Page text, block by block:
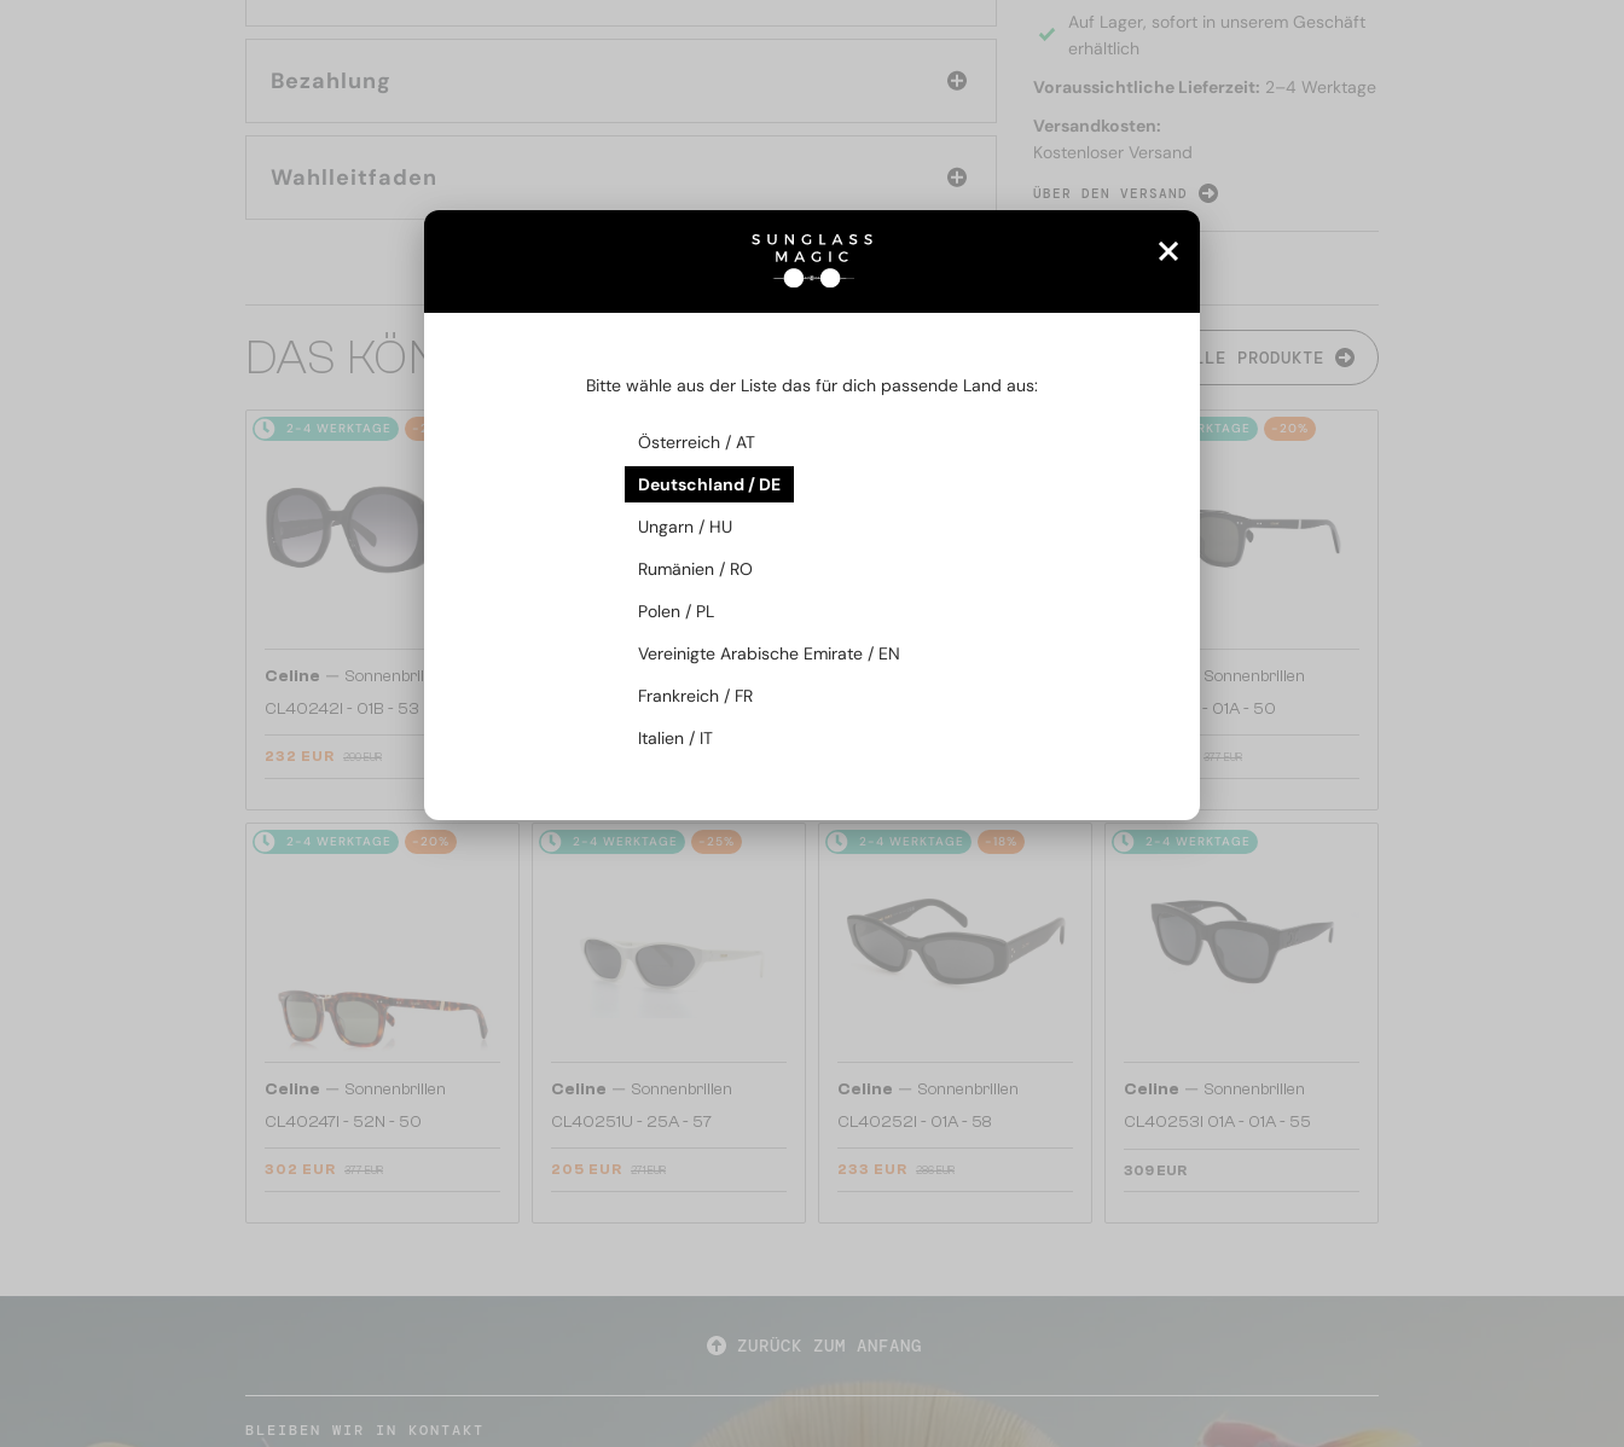
Bezahlung
Wahlleitfaden
Auf Lager, sofort in unserem Geschäft
erhältlich
Voraussichtliche Lieferzeit: 2–4 Werktage
Versandkosten:
Kostenloser Versand
ÜBER DEN VERSAND
DAS KÖNNTE SIE AUCH INTERESSIEREN ALLE PRODUKTE
2-4 WERKTAGE -20%
Celine — Sonnenbrillen
CL40242I - 01B - 53
232 EUR 290 EUR
CL40246U-Y - 30H - 61
2-4 WERKTAGE -20%
Sonnenbrillen
CL40247I - 01A - 50
377 EUR
2-4 WERKTAGE -20%
Celine — Sonnenbrillen
CL40247I - 52N - 50
302 EUR 377 EUR
2-4 WERKTAGE -25%
Celine — Sonnenbrillen
CL40251U - 25A - 57
205 EUR 271 EUR
2-4 WERKTAGE -18%
Celine — Sonnenbrillen
CL40252I - 01A - 58
233 EUR 286 EUR
2-4 WERKTAGE
Celine — Sonnenbrillen
CL40253I 01A - 01A - 55
309 EUR
ZURÜCK ZUM ANFANG
BLEIBEN WIR IN KONTAKT
Bitte wähle aus der Liste das für dich passende Land aus:
Österreich / AT
Deutschland / DE
Ungarn / HU
Rumänien / RO
Polen / PL
Vereinigte Arabische Emirate / EN
Frankreich / FR
Italien / IT